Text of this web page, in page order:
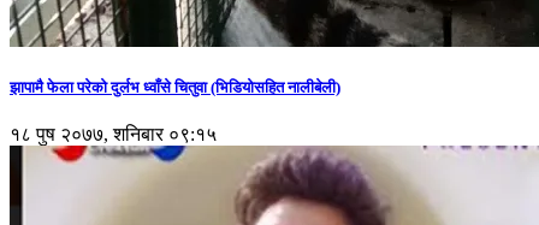
झापामै फेला परेको दुर्लभ ध्वाँसे चितुवा (भिडियोसहित नालीबेली)
१८ पुष २०७७, शनिबार ०९:१५